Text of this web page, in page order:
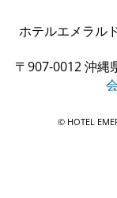
ホテルエメラル
〒907-0012 沖縄
© HOTEL